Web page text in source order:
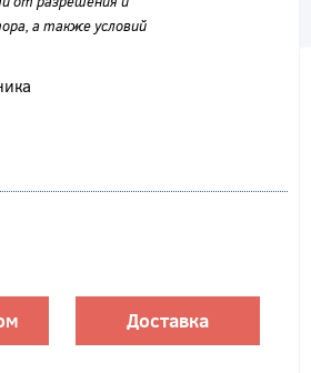
а также условий
Доставка